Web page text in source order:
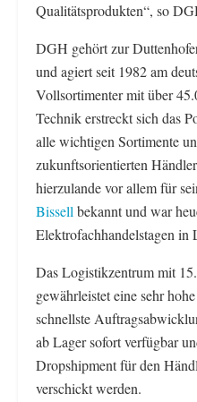
Qualitätsprodukten“, so
DGH gehört zur
und agiert seit 1982 am
Vollsortimenter mit über
Technik erstreckt sich das
alle wichtigen Sortimente
zukunftsorientierten
hierzulande vor allem für
Bissellbekannt und war
Elektrofachhandelstagen in
Das Logistikzentrum mit
gewährleistet eine sehr
schnellste
ab Lager sofort verfügbar
Dropshipment für den
verschickt werden.